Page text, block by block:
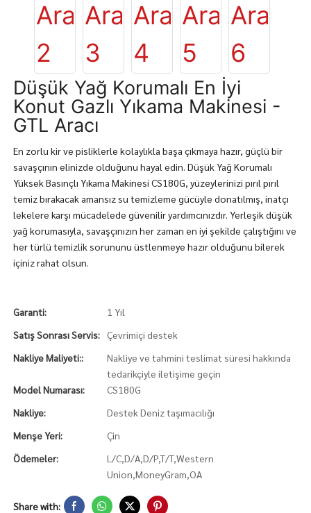
Düşük Yağ Korumalı En İyi
Konut Gazlı Yıkama Makinesi -
GTL Aracı
En zorlu kir ve pisliklerle kolaylıkla başa çıkmaya hazır, güçlü bir
savaşçının elinizde olduğunu hayal edin. Düşük Yağ Korumalı
Yüksek Basınçlı Yıkama Makinesi CS180G, yüzeylerinizi pırıl pırıl
temiz bırakacak amansız su temizleme gücüyle donatılmış, inatçı
lekelere karşı mücadelede güvenilir yardımcınızdır. Yerleşik düşük
yağ korumasıyla, savaşçınızın her zaman en iyi şekilde çalıştığını ve
her türlü temizlik sorununu üstlenmeye hazır olduğunu bilerek
içiniz rahat olsun.
Garanti:
1 Yıl
Satış Sonrası Servis:
Çevrimiçi destek
Nakliye Maliyeti::
Nakliye ve tahmini teslimat süresi hakkında
tedarikçiyle iletişime geçin
Model Numarası:
CS180G
Nakliye:
Destek Deniz taşımacılığı
Menşe Yeri:
Çin
Ödemeler:
L/C,D/A,D/P,T/T,Western
Union,MoneyGram,OA
Share with: